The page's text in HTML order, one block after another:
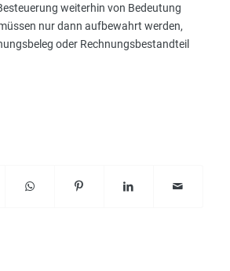
weiterhin von Bedeutung
nur dann aufbewahrt werden,
oder Rechnungsbestandteil